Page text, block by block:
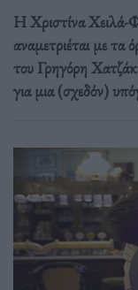
Η Χριστίνα Χειλά-
αναμετριέται με τα
του Γρηγόρη
για μια (σχεδόν)